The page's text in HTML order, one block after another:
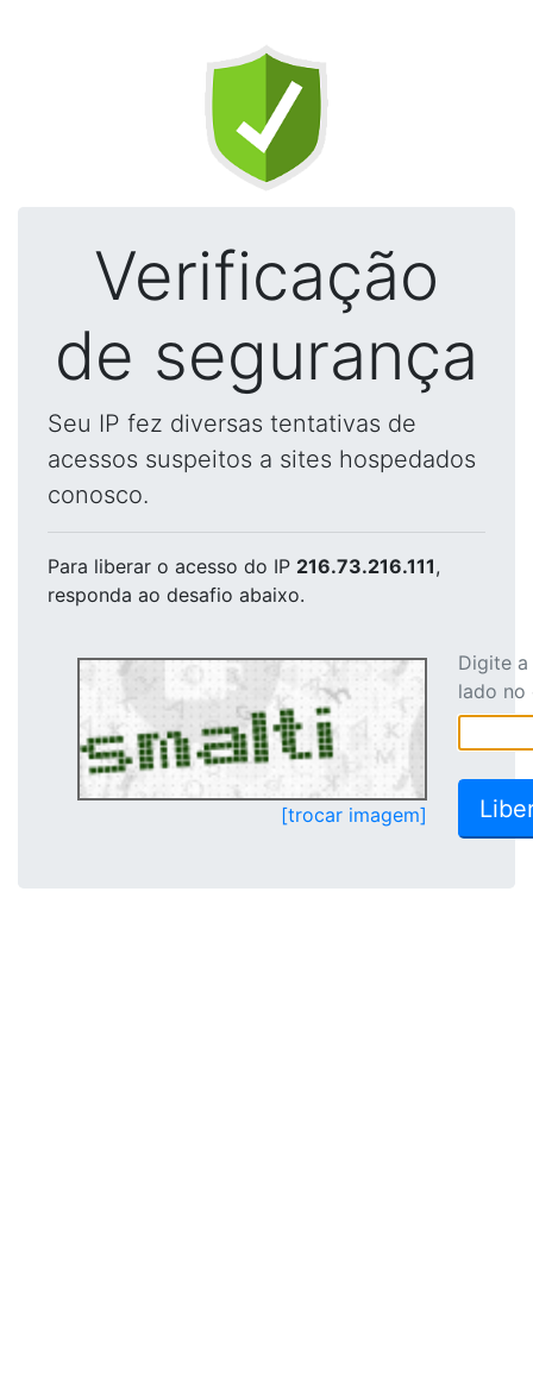
Verificação
de segurança
Seu IP fez diversas tentativas de
acessos suspeitos a sites hospedados
conosco.
Para liberar o acesso do IP 216.73.216.111,
responda ao desafio abaixo.
[trocar imagem]
Digite
lado no